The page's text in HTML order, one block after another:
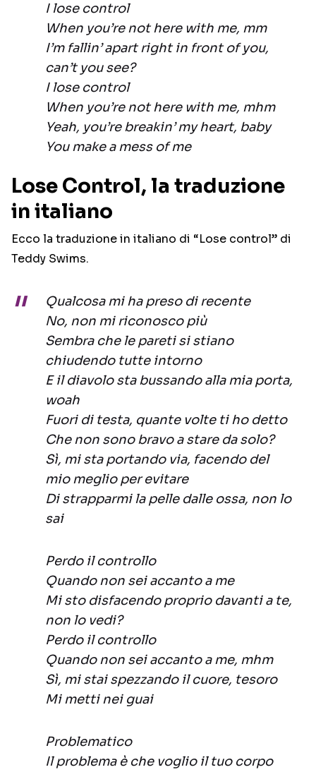
I lose control
When you’re not here with me, mm
I’m fallin’ apart right in front of you,
can’t you see?
I lose control
When you’re not here with me, mhm
Yeah, you’re breakin’ my heart, baby
You make a mess of me
Lose Control, la traduzione
in italiano
Ecco la traduzione in italiano di “Lose control” di
Teddy Swims.
Qualcosa mi ha preso di recente
No, non mi riconosco più
Sembra che le pareti si stiano
chiudendo tutte intorno
E il diavolo sta bussando alla mia porta,
woah
Fuori di testa, quante volte ti ho detto
Che non sono bravo a stare da solo?
Sì, mi sta portando via, facendo del
mio meglio per evitare
Di strapparmi la pelle dalle ossa, non lo
sai
Perdo il controllo
Quando non sei accanto a me
Mi sto disfacendo proprio davanti a te,
non lo vedi?
Perdo il controllo
Quando non sei accanto a me, mhm
Sì, mi stai spezzando il cuore, tesoro
Mi metti nei guai
Problematico
Il problema è che voglio il tuo corpo